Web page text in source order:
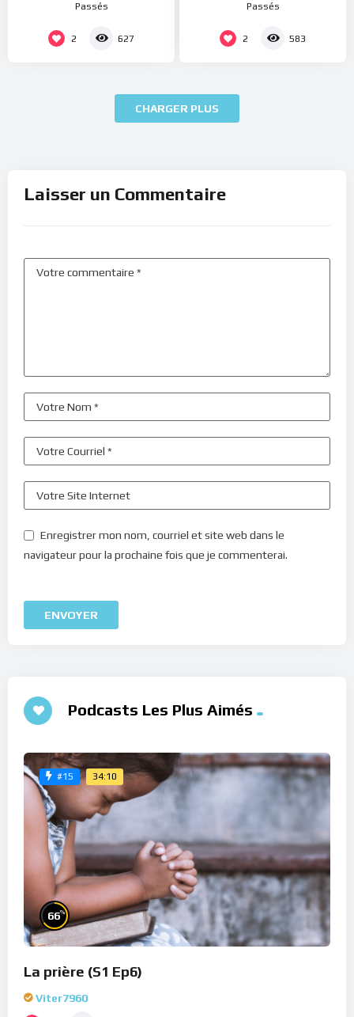
Passés
2 627
Passés
2 583
CHARGER PLUS
Laisser un Commentaire
Enregistrer mon nom, courriel et site web dans le
navigateur pour la prochaine fois que je commenterai.
Podcasts Les Plus Aimés
#15 34:10
66%
La prière (S1 Ep6)
Viter7960